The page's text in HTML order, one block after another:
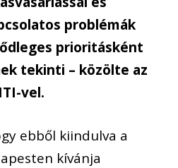
problémák
prioritásként
tekinti – közölte az
vel.
ebből kiindulva a
kívánja